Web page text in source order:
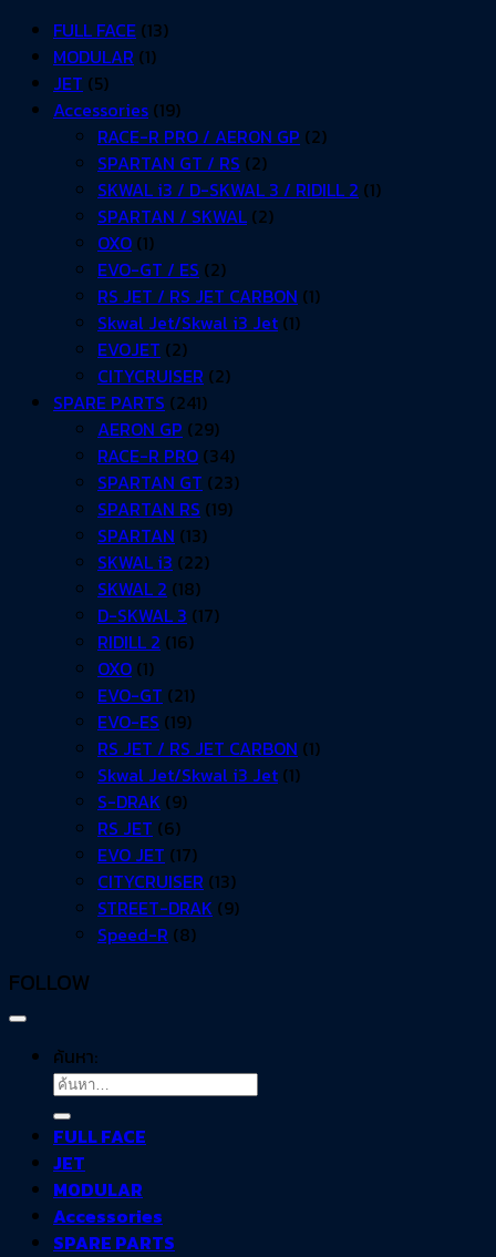
FULL FACE (13)
MODULAR (1)
JET (5)
Accessories (19)
RACE-R PRO / AERON GP (2)
SPARTAN GT / RS (2)
SKWAL i3 / D-SKWAL 3 / RIDILL 2 (1)
SPARTAN / SKWAL (2)
OXO (1)
EVO-GT / ES (2)
RS JET / RS JET CARBON (1)
Skwal Jet/Skwal i3 Jet (1)
EVOJET (2)
CITYCRUISER (2)
SPARE PARTS (241)
AERON GP (29)
RACE-R PRO (34)
SPARTAN GT (23)
SPARTAN RS (19)
SPARTAN (13)
SKWAL i3 (22)
SKWAL 2 (18)
D-SKWAL 3 (17)
RIDILL 2 (16)
OXO (1)
EVO-GT (21)
EVO-ES (19)
RS JET / RS JET CARBON (1)
Skwal Jet/Skwal i3 Jet (1)
S-DRAK (9)
RS JET (6)
EVO JET (17)
CITYCRUISER (13)
STREET-DRAK (9)
Speed-R (8)
FOLLOW
ค้นหา:
FULL FACE
JET
MODULAR
Accessories
SPARE PARTS